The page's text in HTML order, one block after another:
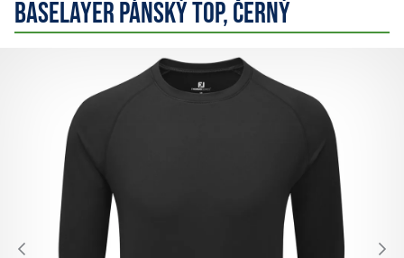
Baselayer pánský top, černý